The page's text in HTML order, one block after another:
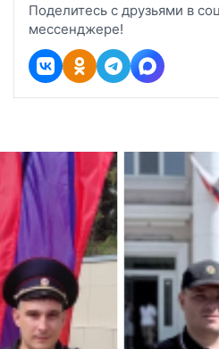
Поделитесь с друзьями в
мессенджере!